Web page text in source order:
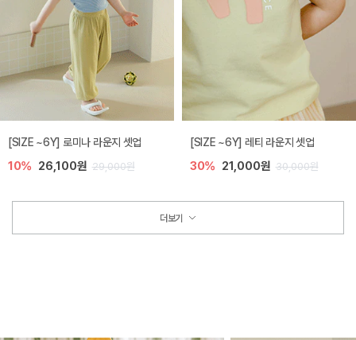
[SIZE ~6Y] 로미나 라운지 셋업
10% 26,100원 29,000원
[SIZE ~6Y] 레티 라운지 셋업
30% 21,000원 30,000원
더보기